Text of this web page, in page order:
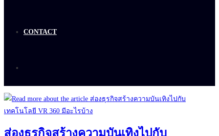
CONTACT
ส่องธุรกิจสร้างความบันเทิงไปกับ